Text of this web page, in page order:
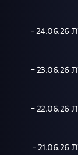
המהדורה המרכזית 24.06.26 -
המהדורה המרכזית 23.06.26 -
המהדורה המרכזית 22.06.26 -
המהדורה המרכזית 21.06.26 -